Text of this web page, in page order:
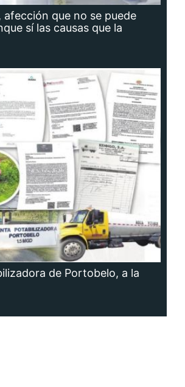
afección que no se puede
sí las causas que la
de Portobelo, a la